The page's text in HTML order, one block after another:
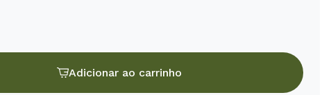
Adicionar ao carrinho